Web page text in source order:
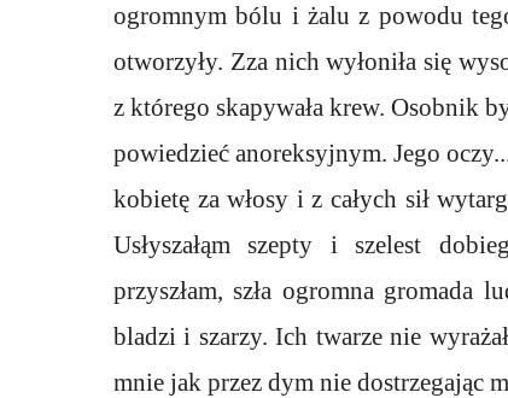
ogromnym bólu i żalu z powodu
otworzyły. Zza nich wyłoniła się
z którego skapywała krew. Osobnik
powiedzieć anoreksyjnym. Jego
kobietę za włosy i z całych sił
Usłyszałąm szepty i szelest
przyszłam, szła ogromna gromada
bladzi i szarzy. Ich twarze nie
mnie jak przez dym nie dostrzegając